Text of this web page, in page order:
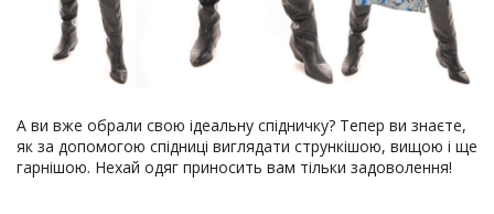
А ви вже обрали свою ідеальну спідничку? Тепер ви знаєте,
як за допомогою спідниці виглядати стрункішою, вищою і ще
гарнішою. Нехай одяг приносить вам тільки задоволення!